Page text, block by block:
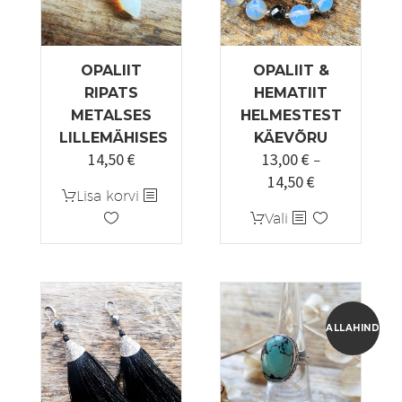
OPALIIT
RIPATS
METALSES
LILLEMÄHISES
14,50€
Lisa korvi
OPALIIT &
HEMATIIT
HELMESTEST
KÄEVÕRU
13,00€ –
14,50€
kuni
14,50 €
Vali Sellel
tootel
mitu
varianti.
Valikuid
saab
teha
tootelehel.
ALLAHINDLUS!